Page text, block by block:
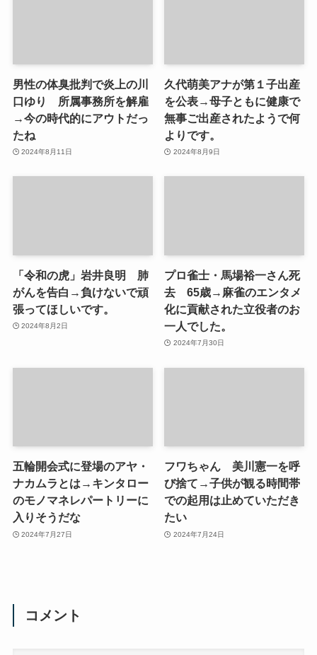
男性の体臭批判で炎上の川
口ゆり 所属事務所を解雇
→今の時代的にアウトだっ
たね
2024年8月11日
久代萌美アナが第１子出産
を公表→母子ともに健康で
無事ご出産されたようで何
よりです。
2024年8月9日
「令和の虎」岩井良明 肺
がんを告白→負けないで頑
張ってほしいです。
2024年8月2日
プロ雀士・馬場裕一さん死
去 65歳→麻雀のエンタメ
化に貢献された立役者のお
一人でした。
2024年7月30日
五輪開会式に登場のアヤ・
ナカムラとは→キンタロー
のモノマネレパートリーに
入りそうだな
2024年7月27日
フワちゃん 美川憲一を呼
び捨て→子供が観る時間帯
での起用は止めていただき
たい
2024年7月24日
コメント